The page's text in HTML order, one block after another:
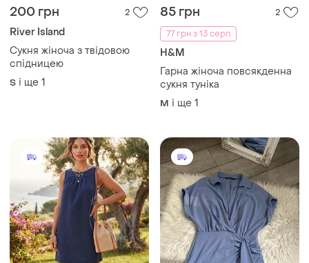
200 грн 2
River Island
Сукня жіноча з твідовою
спідницею
S і ще 1
85 грн
2
77 грн з 13 серп
H&M
Гарна жіноча повсякденна
сукня туніка
M і ще 1